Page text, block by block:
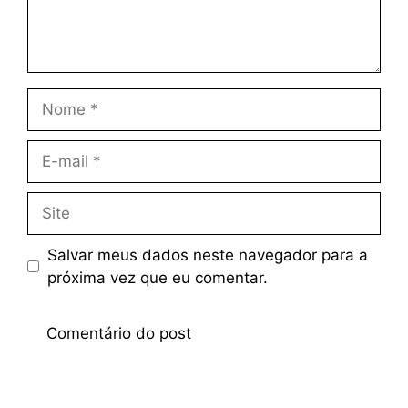
Salvar meus dados neste navegador para a
próxima vez que eu comentar.